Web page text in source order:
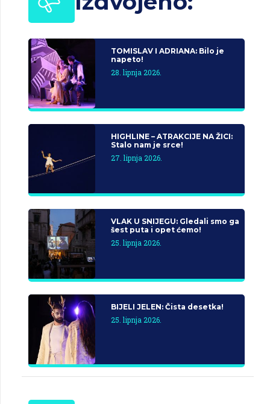
TOMISLAV I ADRIANA: Bilo je
napeto!
28. lipnja 2026.
HIGHLINE – ATRAKCIJE NA ŽICI:
Stalo nam je srce!
27. lipnja 2026.
VLAK U SNIJEGU: Gledali smo ga
šest puta i opet ćemo!
25. lipnja 2026.
BIJELI JELEN: Čista desetka!
25. lipnja 2026.